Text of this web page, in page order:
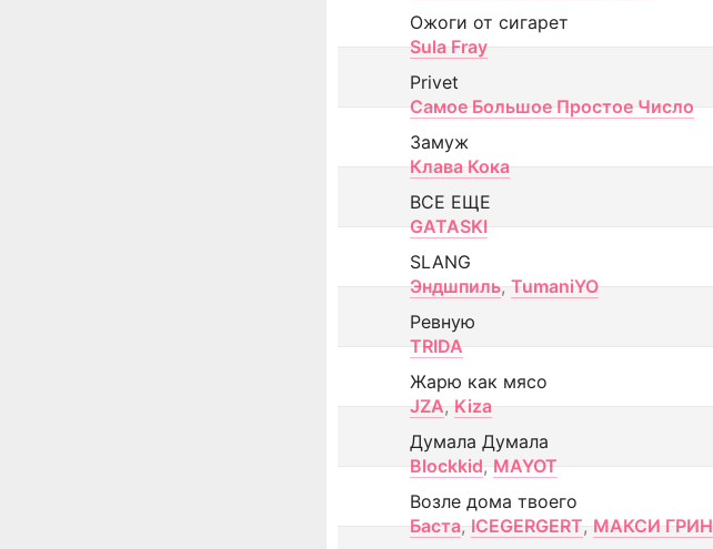
Ожоги от сигарет
Sula Fray
Privet
Самое Большое Простое Число
Замуж
Клава Кока
ВСЕ ЕЩЕ
GATASKI
SLANG
Эндшпиль, TumaniYO
Ревную
TRIDA
Жарю как мясо
JZA, Kiza
Думала Думала
Blockkid, MAYOT
Возле дома твоего
Баста, ICEGERGERT, МАКСИ ГРИН